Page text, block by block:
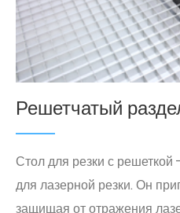
Решетчатый
Стол для резки с
для лазерной резки. Он
защищая от отражения